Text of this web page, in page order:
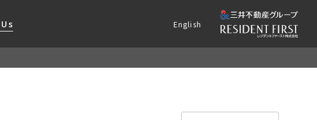
English